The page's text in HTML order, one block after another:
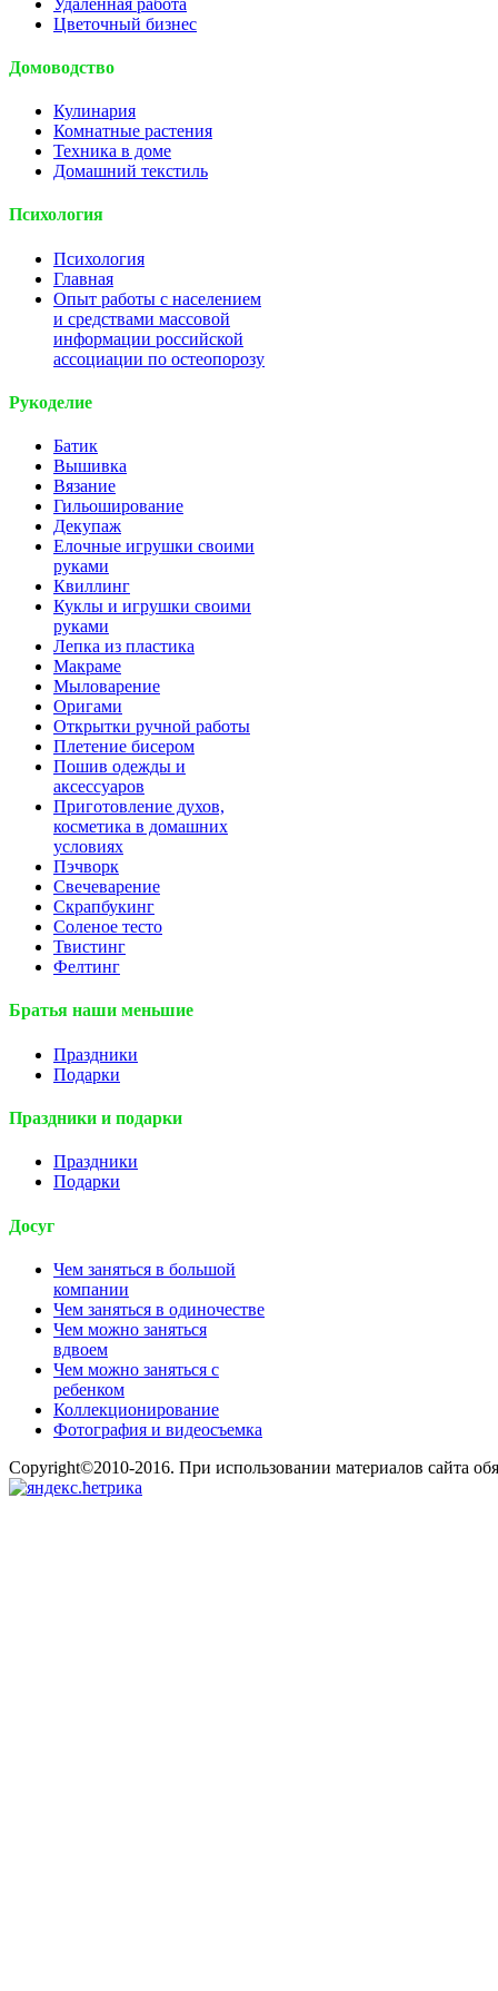
Цветочный бизнес
Домоводство
Кулинария
Комнатные растения
Техника в доме
Домашний текстиль
Психология
Психология
Главная
Опыт работы с населением
и средствами массовой
информации российской
ассоциации по остеопорозу
Рукоделие
Батик
Вышивка
Вязание
Гильоширование
Декупаж
Елочные игрушки своими
руками
Квиллинг
Куклы и игрушки своими
руками
Лепка из пластика
Макраме
Мыловарение
Оригами
Открытки ручной работы
Плетение бисером
Пошив одежды и
аксессуаров
Приготовление духов,
косметика в домашних
условиях
Пэчворк
Свечеварение
Скрапбукинг
Соленое тесто
Твистинг
Фелтинг
Братья наши меньшие
Праздники
Подарки
Праздники и подарки
Праздники
Подарки
Досуг
Чем заняться в большой
компании
Чем заняться в одиночестве
Чем можно заняться
вдвоем
Чем можно заняться с
ребенком
Коллекционирование
Фотография и видеосъемка
Copyright©2010-2016. При использовании материалов сайта